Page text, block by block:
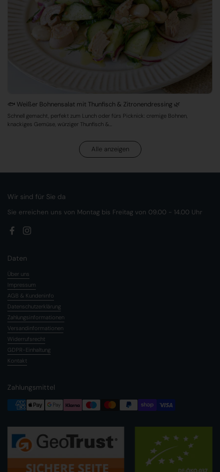
🐟 Weißer Bohnensalat mit Thunfisch & Zitronendressing 🌿
Schnell gemacht, perfekt zum Lunch oder fürs Picknick: cremige Bohnen,
knackiges Gemüse, würziger Thunfisch &...
Alle anzeigen
Wir sind für Sie da
Sie erreichen uns von Montag bis Freitag von 09.00 - 14.00 Uhr
FacebookInstagram
Daten
Über uns
Impressum
AGB & Kundeninfo
Datenschutzerklärung
Zahlungsinformationen
Versandinformationen
Widerrufsrecht
GDPR-Einhaltung
Kontakt
Zahlungsmittel